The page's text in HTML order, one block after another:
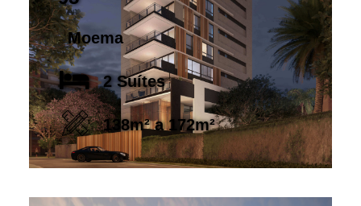
Moema
2 Suítes
138m² a 172m²